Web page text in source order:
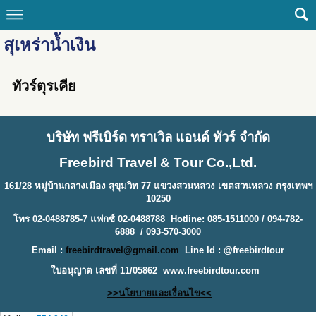
สุเหร่าน้ำเงิน
ทัวร์ตุรเคีย
บริษัท ฟรีเบิร์ด ทราเวิล แอนด์ ทัวร์ จำกัด
Freebird Travel & Tour Co.,Ltd.
161/28 หมู่บ้านกลางเมือง สุขุมวิท 77 แขวงสวนหลวง เขตสวนหลวง กรุงเทพฯ
10250
โทร 02-0488785-7 แฟกซ์ 02-0488788 Hotline: 085-1511000 / 094-782-
6888 / 093-570-3000
Email : freebirdtravel@gmail.com
Line Id : @freebirdtour
ใบอนุญาต เลขที่ 11/05862 www.freebirdtour.com
>>นโยบายและเงื่อนไข<<